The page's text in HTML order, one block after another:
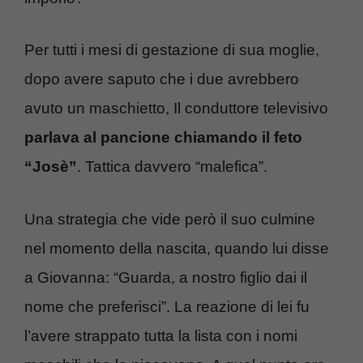
Per tutti i mesi di gestazione di sua moglie,
dopo avere saputo che i due avrebbero
avuto un maschietto, Il conduttore televisivo
parlava al pancione chiamando il feto
“Josè”. Tattica davvero “malefica”.
Una strategia che vide però il suo culmine
nel momento della nascita, quando lui disse
a Giovanna: “Guarda, a nostro figlio dai il
nome che preferisci”. La reazione di lei fu
l’avere strappato tutta la lista con i nomi